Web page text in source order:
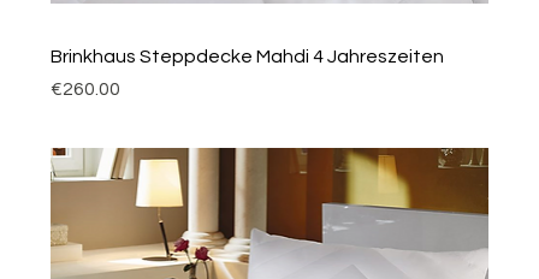
Brinkhaus Steppdecke Mahdi 4 Jahreszeiten
Price
€260.00